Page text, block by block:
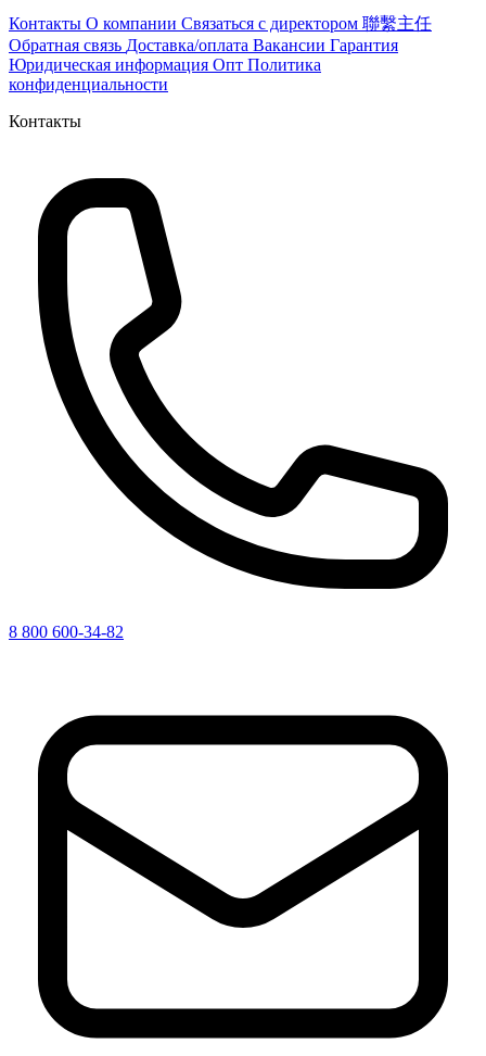
Контакты О компании Связаться с директором 聯繫主任
Обратная связь Доставка/оплата Вакансии Гарантия
Юридическая информация Опт Политика
конфиденциальности
Контакты
8 800 600-34-82